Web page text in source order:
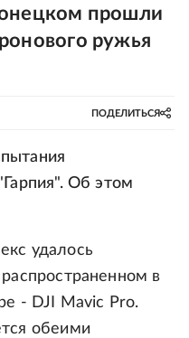
прошли
ружья
ПОДЕЛИТЬСЯ
Об этом
удалось
в
- DJI Mavic Pro.
обеими